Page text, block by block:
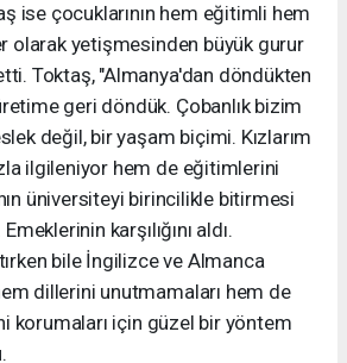
ise çocuklarının hem eğitimli hem
olarak yetişmesinden büyük gurur
Toktaş, "Almanya'dan döndükten
geri döndük. Çobanlık bizim
değil, bir yaşam biçimi. Kızlarım
ilgileniyor hem de eğitimlerini
üniversiteyi birincilikle bitirmesi
karşılığını aldı.
bile İngilizce ve Almanca
dillerini unutmamaları hem de
korumaları için güzel bir yöntem